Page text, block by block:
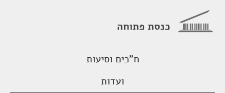
כנסת פתוחה
ח"כים וסיעות
ועדות